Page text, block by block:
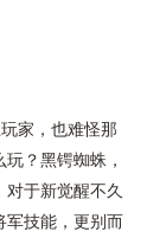
家，也难怪那
？黑锷蜘蛛，
于新觉醒不久
军技能，更别而